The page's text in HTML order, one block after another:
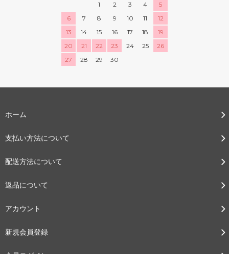
1
2 3 4
5
6
7 8 9 10 11
12
13
14 15 16 17 18
19
20
21 22 23 24 25
26
27
28 29 30
ホーム
支払い方法について
配送方法について
返品について
アカウント
新規会員登録